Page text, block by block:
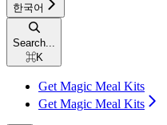
한국어
Search...
⌘K
Get Magic Meal Kits
Get Magic Meal Kits